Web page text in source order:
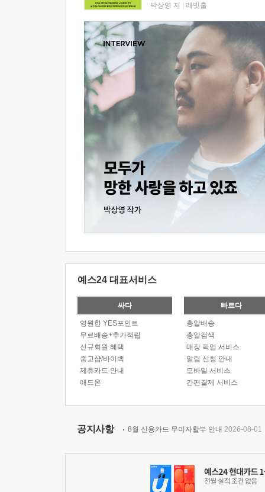
박상영 저 래빗홀
예스24 대표서비스
싸다
영원한 YES포인트
무료배송+추가적립
신규회원 혜택
중고샵/바이백
제휴카드 안내
애드온
빠르다
총알배송
총알검색
매장 픽업 서비스
알림 신청 안내
모바일 서비스
간편결제 서비스
공지사항 8월 신용카드 무이자할부 안내 2026-08-01